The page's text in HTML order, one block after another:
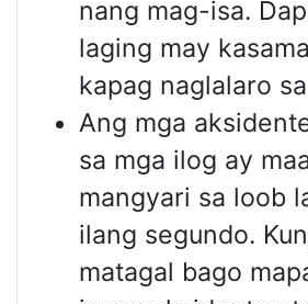
nang mag-isa.
laging may
kapag naglalaro
Ang mga
sa mga ilog ay
mangyari sa loob
ilang segundo.
matagal bago